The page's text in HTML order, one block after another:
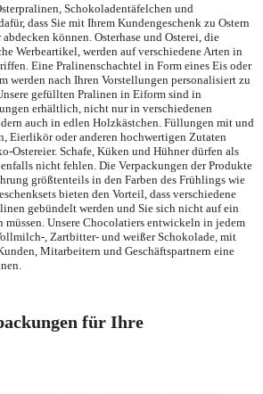
Schokoladentäfelchen und
dass Sie mit Ihrem Kundengeschenk zu Ostern
können. Osterhase und Osterei, die
Werbeartikel, werden auf verschiedene Arten in
Eine Pralinenschachtel in Form eines Eis oder
werden nach Ihren Vorstellungen personalisiert zu
gefüllten Pralinen in Eiform sind in
erhältlich, nicht nur in verschiedenen
auch in edlen Holzkästchen. Füllungen mit und
Eierlikör oder anderen hochwertigen Zutaten
Ostereier. Schafe, Küken und Hühner dürfen als
nicht fehlen. Die Verpackungen der Produkte
größtenteils in den Farben des Frühlings wie
bieten den Vorteil, dass verschiedene
gebündelt werden und Sie sich nicht auf ein
müssen. Unsere Chocolatiers entwickeln in jedem
, Zartbitter- und weißer Schokolade, mit
Mitarbeitern und Geschäftspartnern eine
für Ihre